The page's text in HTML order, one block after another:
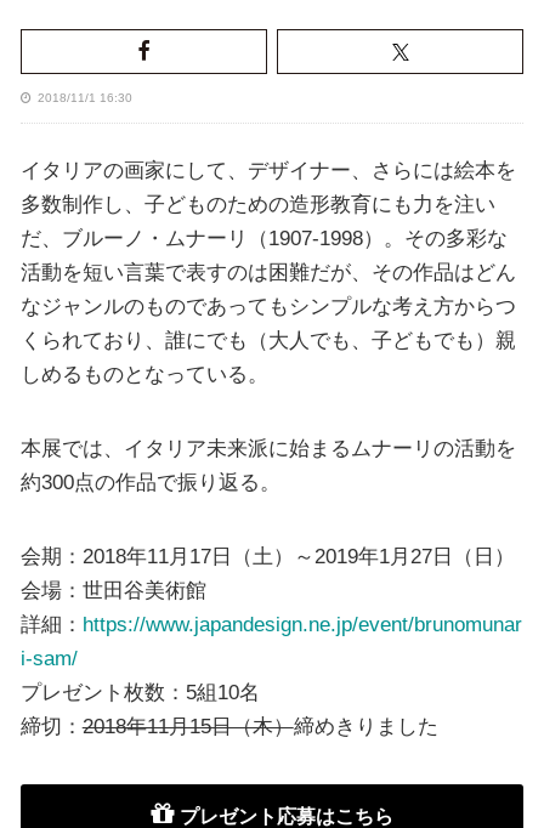
2018/11/1 16:30
イタリアの画家にして、デザイナー、さらには絵本を
多数制作し、子どものための造形教育にも力を注い
だ、ブルーノ・ムナーリ（1907-1998）。その多彩な
活動を短い言葉で表すのは困難だが、その作品はどん
なジャンルのものであってもシンプルな考え方からつ
くられており、誰にでも（大人でも、子どもでも）親
しめるものとなっている。
本展では、イタリア未来派に始まるムナーリの活動を
約300点の作品で振り返る。
会期：2018年11月17日（土）～2019年1月27日（日）
会場：世田谷美術館
詳細： https://www.japandesign.ne.jp/event/brunomunar
i-sam/
プレゼント枚数：5組10名
締切：2018年11月15日（木）締めきりました
プレゼント応募はこちら